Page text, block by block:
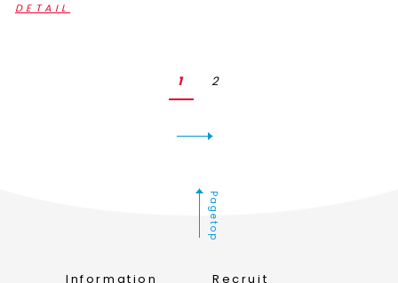
DETAIL
1 2
Pagetop
Information Recruit